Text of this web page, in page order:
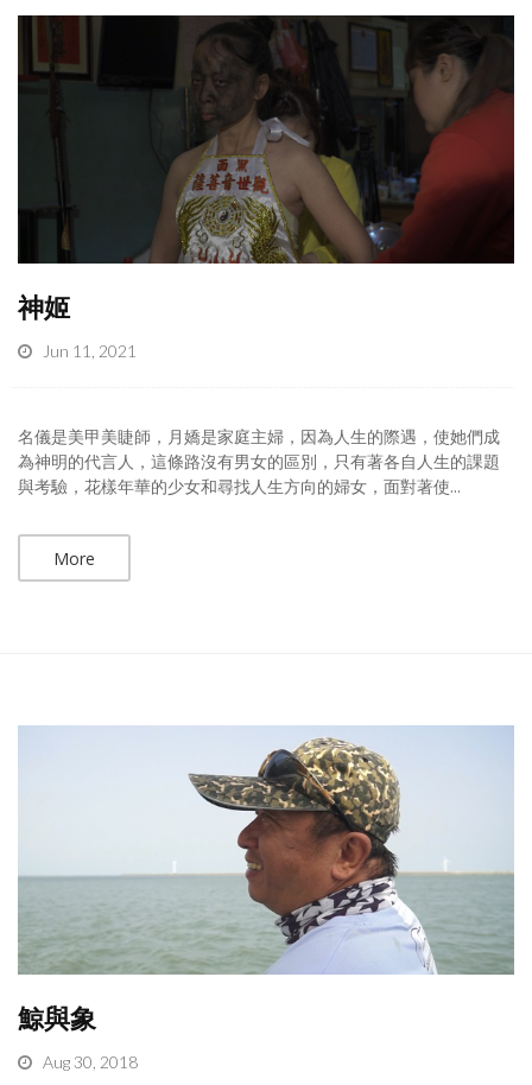
神姬
Jun 11, 2021
名儀是美甲美睫師，月嬌是家庭主婦，因為人生的際遇，使她們成
為神明的代言人，這條路沒有男女的區別，只有著各自人生的課題
與考驗，花樣年華的少女和尋找人生方向的婦女，面對著使...
More
鯨與象
Aug 30, 2018